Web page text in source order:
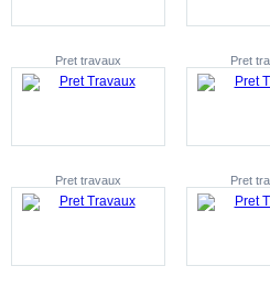
Pret travaux Pret
Pret travaux Pret